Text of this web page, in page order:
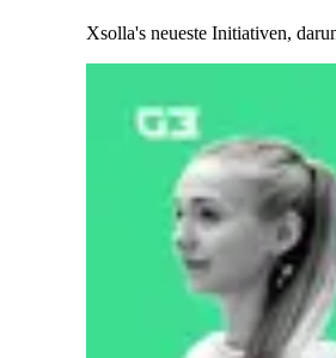
Xsolla's neueste Initiativen,